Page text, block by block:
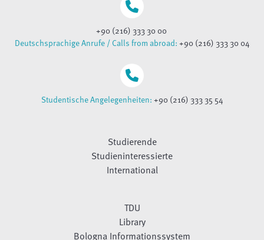
+90 (216) 333 30 00
Deutschsprachige Anrufe / Calls from abroad:+90 (216) 333 30 04
Studentische Angelegenheiten:+90 (216) 333 35 54
Studierende
Studieninteressierte
International
TDU
Library
Bologna Informationssystem